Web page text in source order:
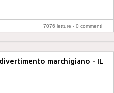
7076 letture - 0 commenti
marchigiano - IL